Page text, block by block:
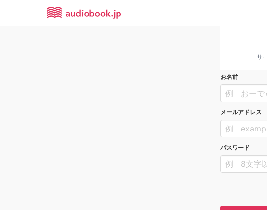
お名前
メールアドレス
パスワード